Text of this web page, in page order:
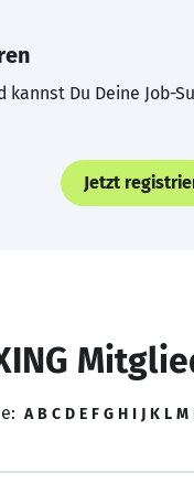
kannst Du Deine Job-
Jetzt
A B C D E F G H I J K L M